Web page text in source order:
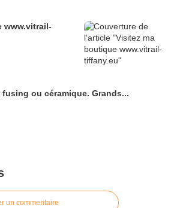
ou céramique. Grands...
un commentaire